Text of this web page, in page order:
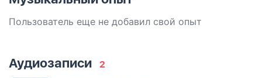
Пользователь еще не добавил свой опыт
Аудиозаписи
2